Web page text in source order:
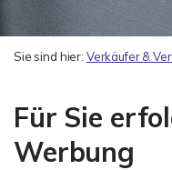
Sie sind hier: Verkäufer &
Für Sie
Werbung